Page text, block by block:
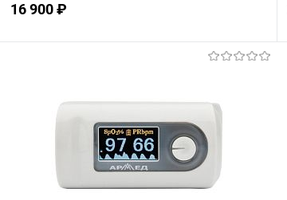
16 900 ₽
В избранное Недоступно